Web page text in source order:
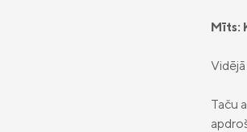
Mīts:
Taču